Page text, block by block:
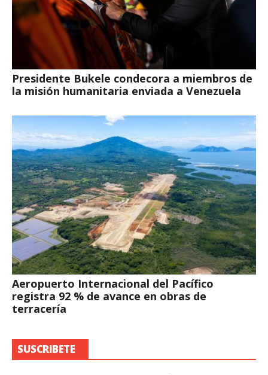
Presidente Bukele condecora a miembros de
la misión humanitaria enviada a Venezuela
Aeropuerto Internacional del Pacífico
registra 92 % de avance en obras de
terracería
SUSCRIBETE